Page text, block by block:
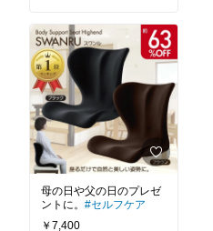
母の日や父の日のプレゼ
ントに。 #セルフケア
￥7,400